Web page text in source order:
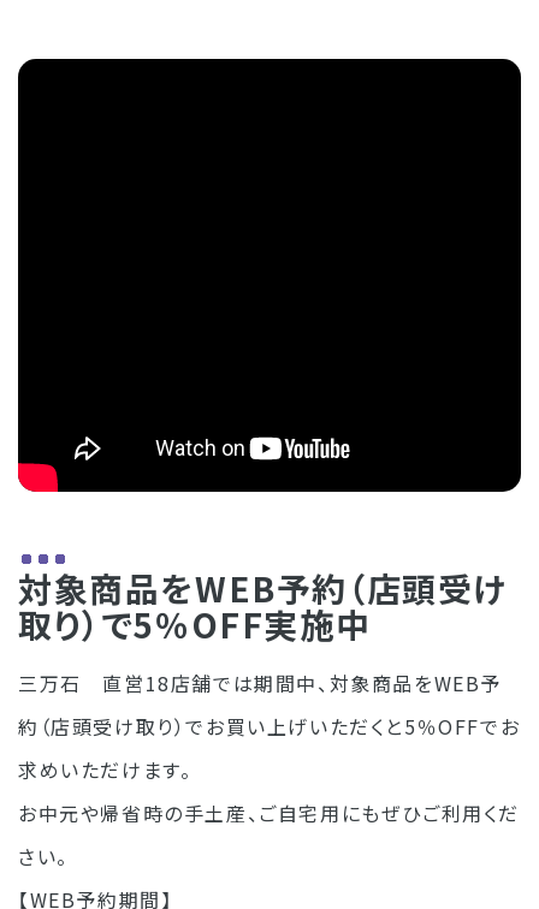
対象商品をWEB予約（店頭受け
取り）で5％OFF実施中
三万石 直営18店舗では期間中、対象商品をWEB予
約（店頭受け取り）でお買い上げいただくと5％OFFでお
求めいただけます。
お中元や帰省時の手土産、ご自宅用にもぜひご利用くだ
さい。
【WEB予約期間】